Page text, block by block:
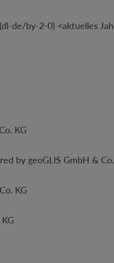
de/by-2-0) <aktuelles
KG
by geoGLIS GmbH &
KG